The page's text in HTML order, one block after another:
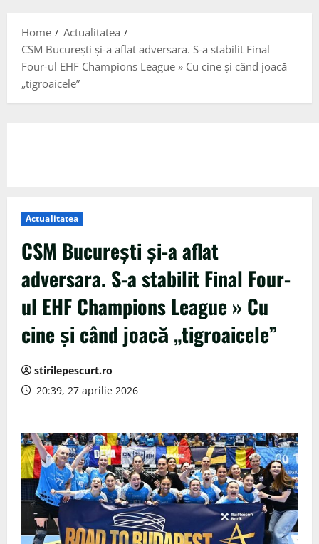
Home
Actualitatea
CSM București și-a aflat adversara. S-a stabilit Final
Four-ul EHF Champions League » Cu cine și când joacă
„tigroaicele”
Actualitatea
CSM București și-a aflat
adversara. S-a stabilit Final Four-
ul EHF Champions League » Cu
cine și când joacă „tigroaicele”
stirilepescurt.ro
20:39, 27 aprilie 2026